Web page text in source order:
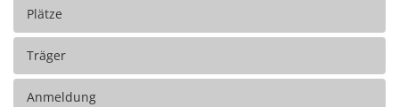
Plätze
Träger
Anmeldung